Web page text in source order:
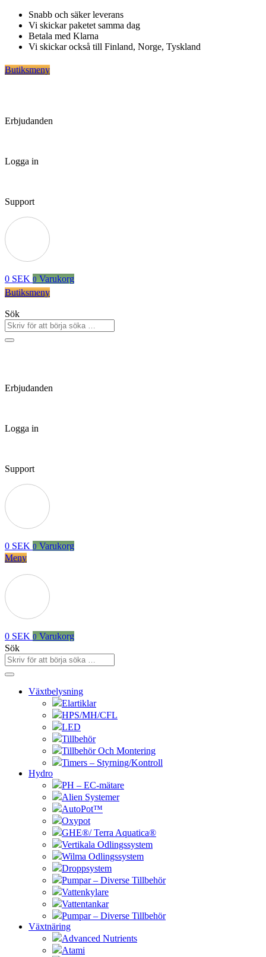
Hoppa
innehåll
Snabb och säker leverans
Vi skickar paketet samma dag
Betala med Klarna
Vi skickar också till Finland, Norge, Tyskland
Butiksmeny
Erbjudanden
Logga in
Support
0 SEK 0 Varukorg
Butiksmeny
Sök
Erbjudanden
Logga in
Support
0 SEK 0 Varukorg
Meny
0 SEK 0 Varukorg
Sök
Växtbelysning
Elartiklar
HPS/MH/CFL
LED
Tillbehör
Tillbehör Och Montering
Timers – Styrning/Kontroll
Hydro
PH – EC-mätare
Alien Systemer
AutoPot™
Oxypot
GHE®/ Terra Aquatica®
Vertikala Odlingssystem
Wilma Odlingssystem
Droppsystem
Pumpar – Diverse Tillbehör
Vattenkylare
Vattentankar
Pumpar – Diverse Tillbehör
Växtnäring
Advanced Nutrients
Atami